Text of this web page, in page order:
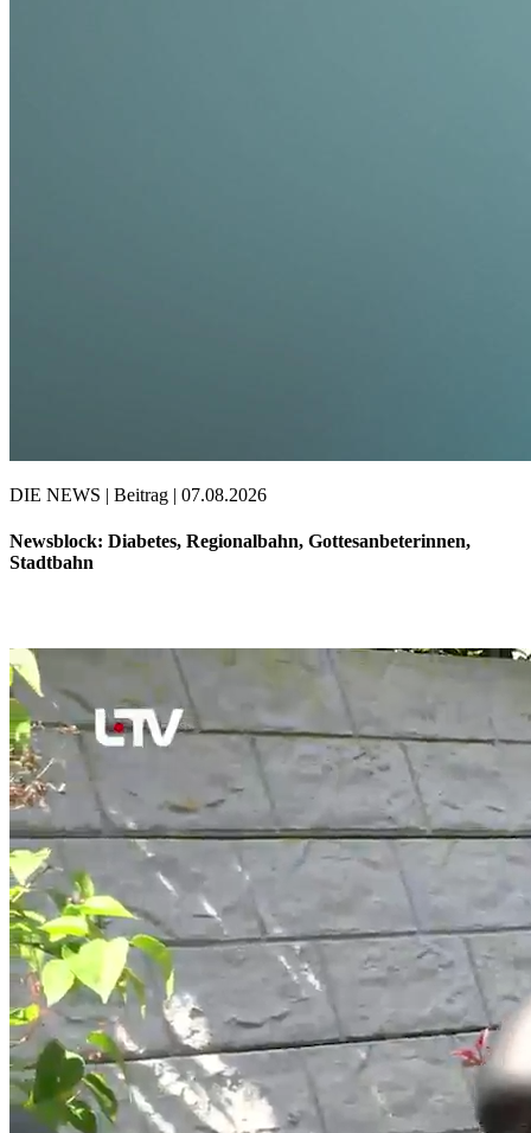
DIE NEWS | Beitrag | 07.08.2026
Newsblock: Diabetes, Regionalbahn, Gottesanbeterinnen,
Stadtbahn